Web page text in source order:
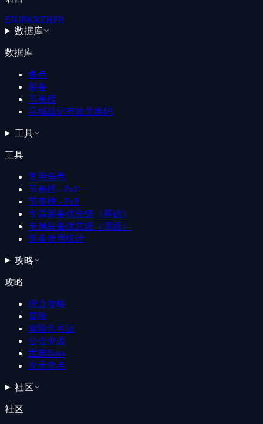
ENJPKRZHFR
数据库
数据库
角色
装备
节奏榜
异域战记有效兑换码
工具
工具
常用角色
节奏榜 - PvE
节奏榜 - PvP
专属装备优先级（基础）
专属装备优先级（满级）
装备使用统计
攻略
攻略
综合攻略
冒险
冒险许可证
公会突袭
世界Boss
次元奇点
社区
社区